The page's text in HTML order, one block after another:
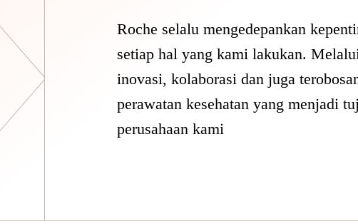
Roche selalu mengedepankan
setiap hal yang kami lakukan.
inovasi, kolaborasi dan juga
perawatan kesehatan yang menjadi
perusahaan kami